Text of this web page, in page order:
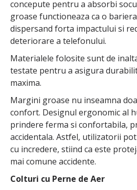
concepute pentru a absorbi
groase functioneaza ca o
dispersand forta impactului si
deteriorare a telefonului.
Materialele folosite sunt de
testate pentru a asigura
maxima.
Margini groase nu inseamna
confort. Designul ergonomic al
prindere ferma si confortabila,
accidentala. Astfel, utilizatorii
cu incredere, stiind ca este
mai comune accidente.
Colturi cu Perne de Aer